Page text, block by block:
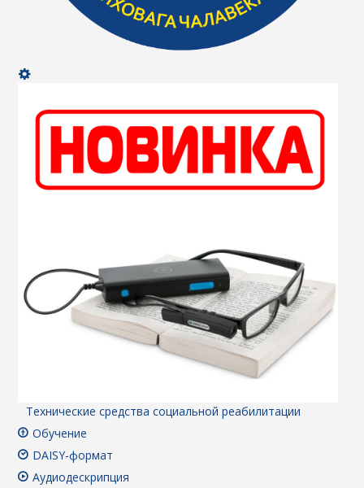
Технические средства социальной реабилитации
Обучение
DAISY-формат
Аудиодескрипция